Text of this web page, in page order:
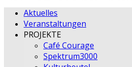
Aktuelles
Veranstaltungen
PROJEKTE
Café Courage
Spektrum3000